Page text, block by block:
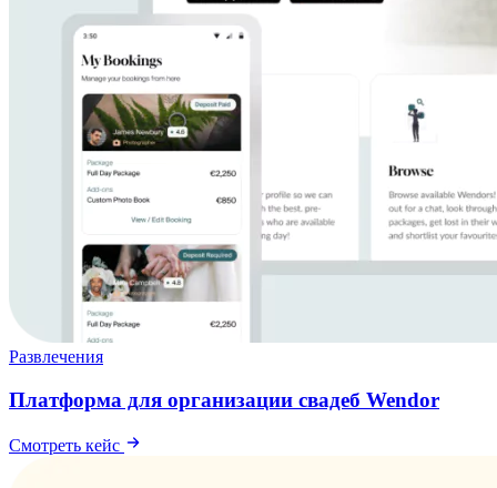
Развлечения
Платформа для организации свадеб Wendor
Смотреть кейс